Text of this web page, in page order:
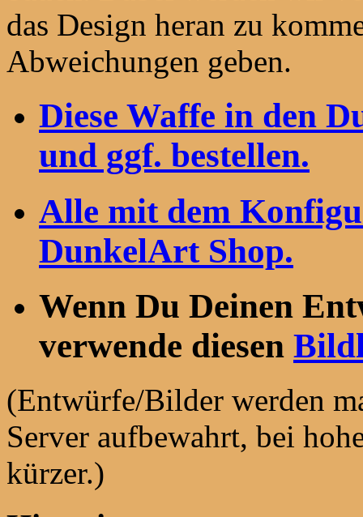
das Design heran zu
Abweichungen geben.
Diese Waffe in den
und ggf. bestellen.
Alle mit dem
DunkelArt Shop.
Wenn Du Deinen
verwende diesen
(Entwürfe/Bilder werden
Server aufbewahrt, bei
kürzer.)